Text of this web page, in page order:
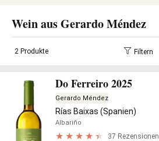
Wein aus Gerardo Méndez
2 Produkte Filtern
Do Ferreiro 2025
Gerardo Méndez
Rías Baixas (Spanien)
Albariño
37 Rezensionen